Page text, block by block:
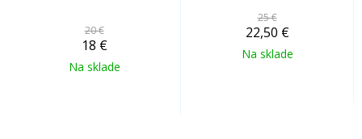
20 €
18 €
Na sklade
25 €
22,50 €
Na sklade